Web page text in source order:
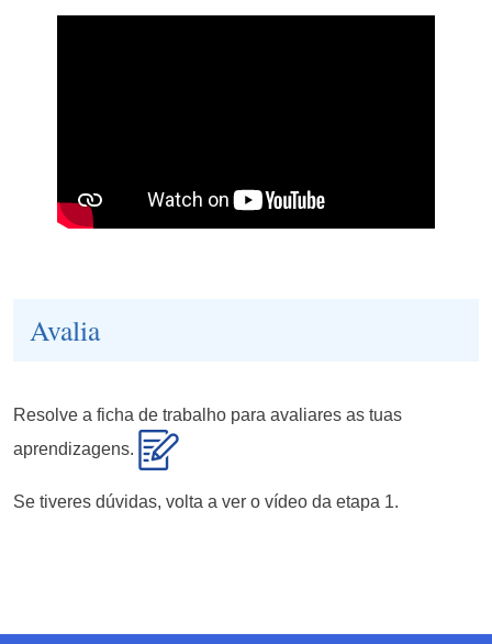
Avalia
Resolve a ficha de trabalho para avaliares as tuas
aprendizagens.
Se tiveres dúvidas, volta a ver o vídeo da etapa 1.